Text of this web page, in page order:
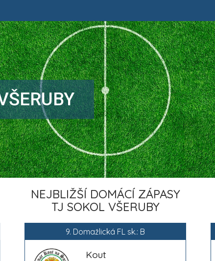
NEJBLIŽŠÍ DOMÁCÍ ZÁPASY
TJ SOKOL VŠERUBY
9. Domažlická FL sk.: B
Kout